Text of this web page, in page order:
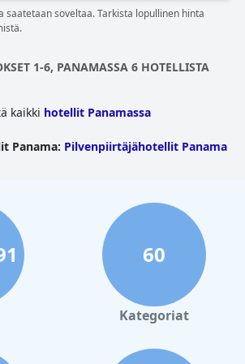
saatetaan soveltaa. Tarkista lopullinen hinta
1-6, PANAMASSA 6 HOTELLISTA
kaikki hotellit Panamassa
Panama: Pilvenpiirtäjähotellit Panama
60
Kategoriat